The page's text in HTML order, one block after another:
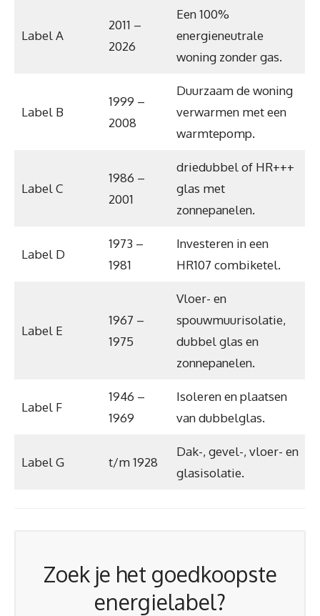
Label A
2011 –
2026
Een 100%
energieneutrale
woning zonder gas.
Label B
1999 –
2008
Duurzaam de woning
verwarmen met een
warmtepomp.
Label C
1986 –
2001
driedubbel of HR+++
glas met
zonnepanelen.
Label D
1973 –
1981
Investeren in een
HR107 combiketel.
Label E
1967 –
1975
Vloer- en
spouwmuurisolatie,
dubbel glas en
zonnepanelen.
Label F
1946 –
1969
Isoleren en plaatsen
van dubbelglas.
Label G t/m 1928
Dak-, gevel-, vloer- en
glasisolatie.
Zoek je het goedkoopste
energielabel?